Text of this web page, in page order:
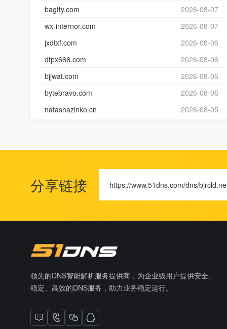
bagfty.com
2026-08-07
wx-internor.com
2026-08-07
jxdtxf.com
2026-08-06
dfpx666.com
2026-08-06
bjjwat.com
2026-08-06
bytebravo.com
2026-08-06
natashazinko.cn
2026-08-05
分享链接 https://www.51dns.com/dns/
领先的DNS智能解析服务提供商，为企业级用户提供安全、
稳定、高效的DNS服务，助力业务稳定运行。